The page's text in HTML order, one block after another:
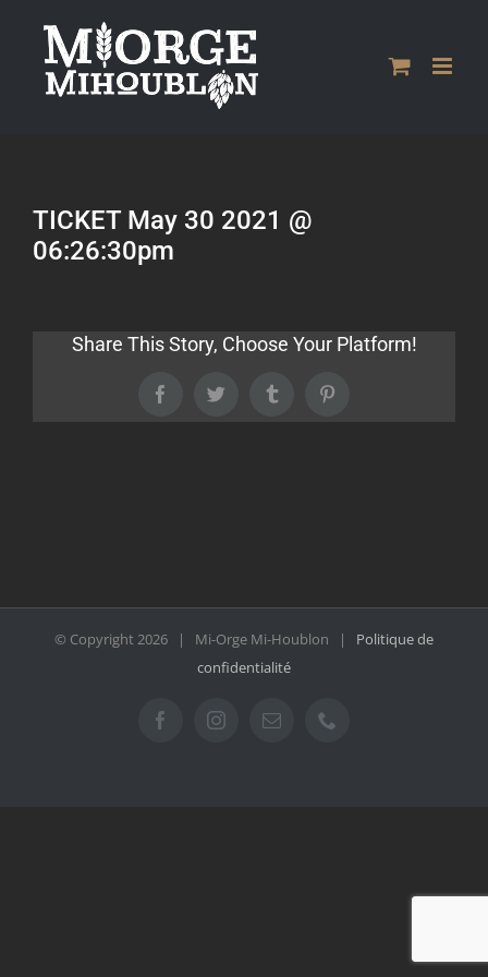
contenu
TICKET May 30 2021 @
06:26:30pm
Share This Story, Choose Your Platform!
FacebookTwitter Tumblr
© Copyright2026 | Mi-Orge Mi-Houblon | Politique de
confidentialité
FacebookInstagramEmail